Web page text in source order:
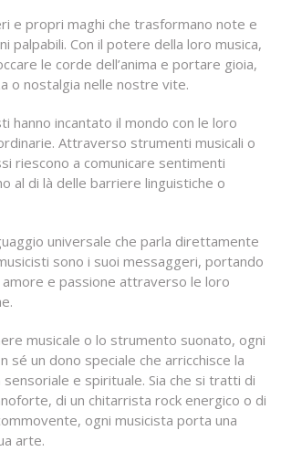
e propri maghi che trasformano note e
palpabili. Con il potere della loro musica,
le corde dell’anima e portare gioia,
o nostalgia nelle nostre vite.
hanno incantato il mondo con le loro
Attraverso strumenti musicali o
riescono a comunicare sentimenti
al di là delle barriere linguistiche o
universale che parla direttamente
sono i suoi messaggeri, portando
e passione attraverso le loro
musicale o lo strumento suonato, ogni
sé un dono speciale che arricchisce la
e spirituale. Sia che si tratti di
di un chitarrista rock energico o di
ogni musicista porta una
arte.